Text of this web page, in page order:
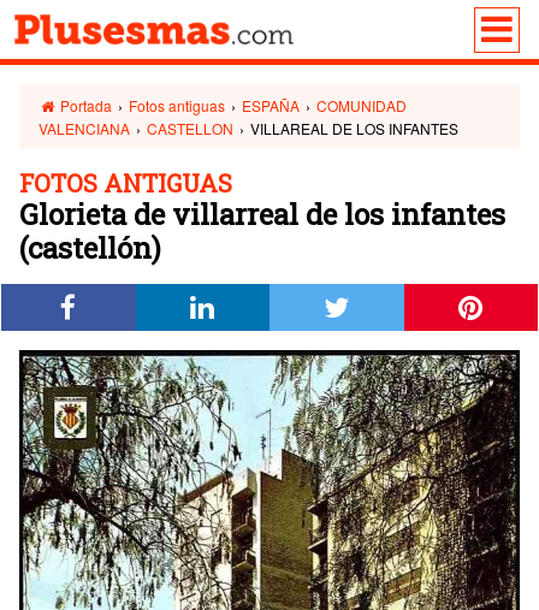
Portada › Fotos antiguas › ESPAÑA › COMUNIDAD
VALENCIANA › CASTELLON › VILLAREAL DE LOS INFANTES
FOTOS ANTIGUAS
Glorieta de villarreal de los infantes
(castellón)